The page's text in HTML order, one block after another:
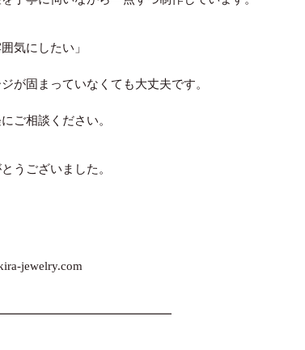
気にしたい」
が固まっていなくても大丈夫です。
ご相談ください。
うございました。
jewelry.com